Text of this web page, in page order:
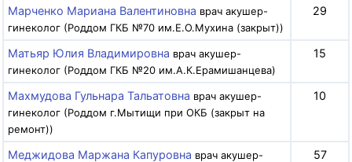
Марченко Мариана Валентиновна врач акушер-
гинеколог (Роддом ГКБ №70 им.Е.О.Мухина (закрыт))
29
Матьяр Юлия Владимировна врач акушер-
гинеколог (Роддом ГКБ №20 им.А.К.Ерамишанцева)
15
Махмудова Гульнара Тальатовна врач акушер-
гинеколог (Роддом г.Мытищи при ОКБ (закрыт на
ремонт))
10
Меджидова Маржана Капуровна врач акушер-
57